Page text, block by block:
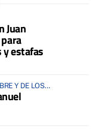
Juan
estafas
Y DE LOS